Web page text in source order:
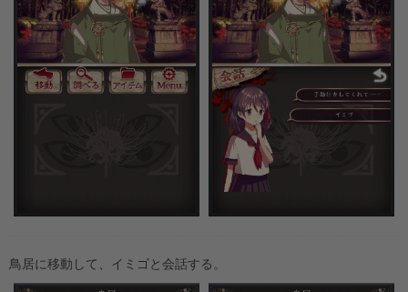
鳥居に移動して、イミゴと会話する。